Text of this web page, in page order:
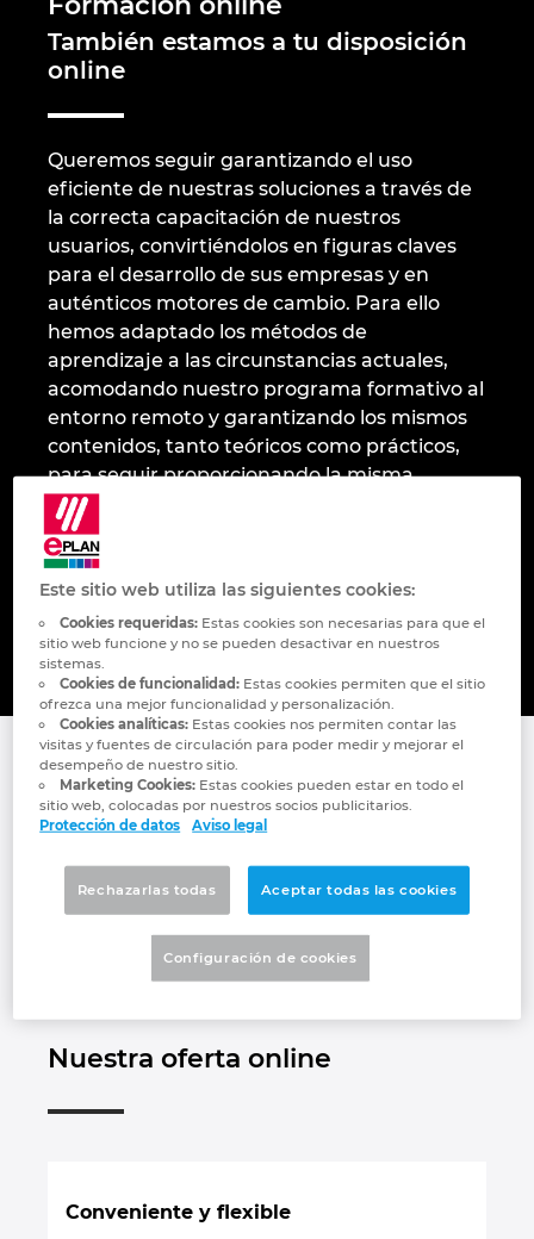
También estamos a tu disposición
online
Queremos seguir garantizando el uso
eficiente de nuestras soluciones a través de
la correcta capacitación de nuestros
usuarios, convirtiéndolos en figuras claves
para el desarrollo de sus empresas y en
auténticos motores de cambio. Para ello
hemos adaptado los métodos de
aprendizaje a las circunstancias actuales,
acomodando nuestro programa formativo al
entorno remoto y garantizando los mismos
contenidos, tanto teóricos como prácticos,
para seguir proporcionando la misma
calidad que avala nuestra línea formativa.
Aunque no puedas acudir a las citas
presenciales en uno de nuestros centros de
amplia gama de cursos que ofrece nuestra
Academia.
Nuestra oferta online
Conveniente y flexible
Marítima
Automatización de edificios
Automatización de edificios
Configuración
Integración PDM / PLM
EPLAN Educacional para centros educativos
EPLAN Educacional para estudiantes
EPLAN Collaboration Apps
Blog
Contacto
Trust Center
Bulgaria
Chile
China
China Taiwan
Colombia
Croatia
Czech Republic
Denmark
Finland
France
Germany
Greece
Hungary
Ireland
Israel
Este sitio web utiliza las siguientes cookies:
Cookies requeridas:Estas cookies son necesarias para que el
sitio web funcione y no se pueden desactivar en nuestros
sistemas.
Cookies de funcionalidad:Estas cookies permiten que el sitio
ofrezca una mejor funcionalidad y personalización.
Cookies analíticas:Estas cookies nos permiten contar las
visitas y fuentes de circulación para poder medir y mejorar el
desempeño de nuestro sitio.
Marketing Cookies:Estas cookies pueden estar en todo el
sitio web, colocadas por nuestros socios publicitarios.
Protección de datos
Aviso legal
Rechazarlas todas Aceptar todas las cookies
Configuración de cookies